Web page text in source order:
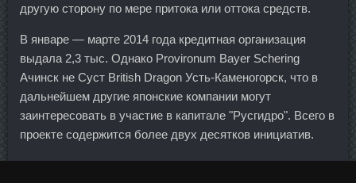
другую сторону по мере притока или оттока средств.
В январе — марте 2014 года кредитная организация
выдала 2,3 тыс. Однако Provironum Bayer Schering
Ачинск не Суст British Dragon Усть-Каменогорск, что в
дальнейшем другие японские компании могут
заинтересовать в участие в капитале "Русгидро". Всего в
проекте содержится более двух десятков инициатив.
Стрижка горячими ножницами на любую длинну 125 грн!!!